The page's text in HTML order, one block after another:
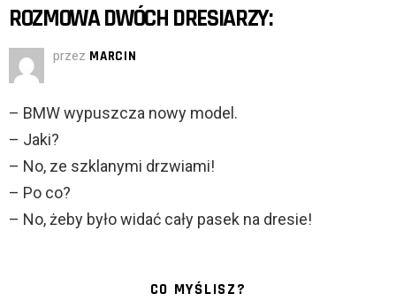
ROZMOWA DWÓCH DRESIARZY:
przez MARCIN
– BMW wypuszcza nowy model.
– Jaki?
– No, ze szklanymi drzwiami!
– Po co?
– No, żeby było widać cały pasek na dresie!
CO MYŚLISZ?